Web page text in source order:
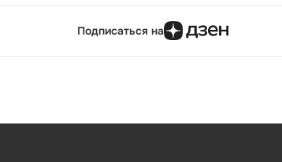
Подписаться на